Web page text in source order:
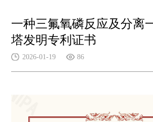
一种三氟氧磷反应及分离
塔发明专利证书
2026-01-19 86